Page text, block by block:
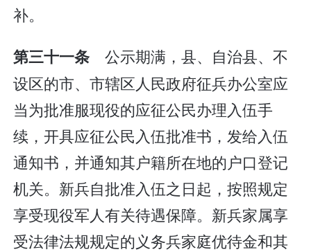
补。
第三十一条 公示期满，县、自治县、不
设区的市、市辖区人民政府征兵办公室应
当为批准服现役的应征公民办理入伍手
续，开具应征公民入伍批准书，发给入伍
通知书，并通知其户籍所在地的户口登记
机关。新兵自批准入伍之日起，按照规定
享受现役军人有关待遇保障。新兵家属享
受法律法规规定的义务兵家庭优待金和其